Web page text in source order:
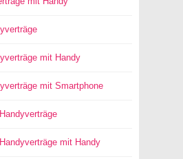
mit Handy
mit Smartphone
mit Handy